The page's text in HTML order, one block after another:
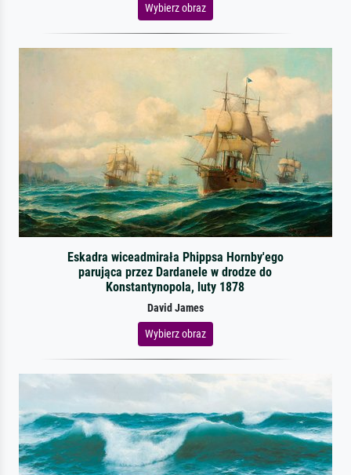
Wybierz obraz
Eskadra wiceadmirała Phippsa Hornby'ego
parująca przez Dardanele w drodze do
Konstantynopola, luty 1878
David James
Wybierz obraz